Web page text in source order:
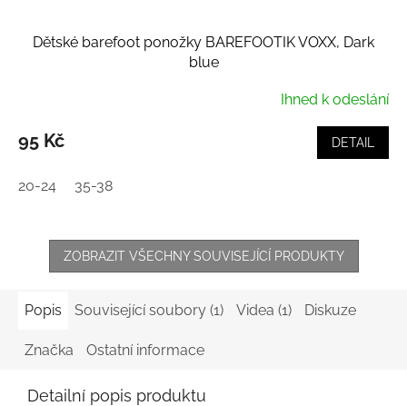
Dětské barefoot ponožky BAREFOOTIK VOXX, Dark
blue
Ihned k odeslání
95 Kč DETAIL
20-24 35-38
ZOBRAZIT VŠECHNY SOUVISEJÍCÍ PRODUKTY
Popis Související soubory (1) Videa (1) Diskuze
Značka Ostatní informace
Detailní popis produktu